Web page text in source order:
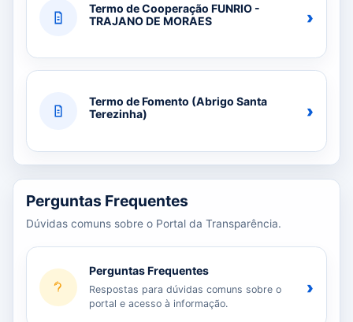
Termo de Cooperação FUNRIO -
TRAJANO DE MORAES
›
Termo de Fomento (Abrigo Santa
Terezinha)
›
Perguntas Frequentes
Dúvidas comuns sobre o Portal da Transparência.
Perguntas Frequentes
Respostas para dúvidas comuns sobre o
portal e acesso à informação.
›